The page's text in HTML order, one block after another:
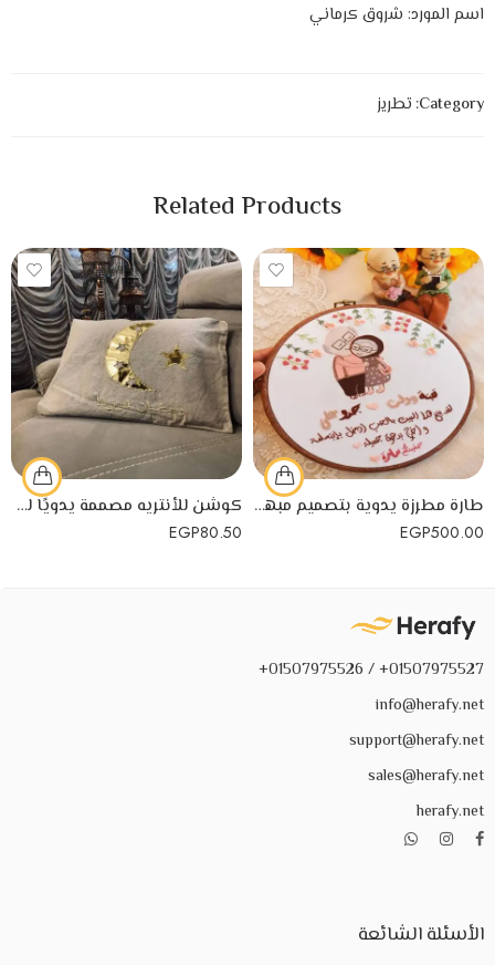
اسم المورد: شروق كرماني
Category: تطريز
Related Products
طارة مطرزة يدوية بتصميم مبهج مناسبة كهدية للأجداد
EGP500.00
كوشن للأنتريه مصممة يدويًا لزينة المنزل لاستقبال رمضان
EGP80.50
01507975527+ / 01507975526+
info@herafy.net
support@herafy.net
sales@herafy.net
herafy.net
الأسئلة الشائعة